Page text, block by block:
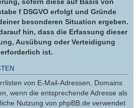
sofern diese auf Basis von
f DSGVO erfolgt und Gründe
besonderen Situation ergeben.
hin, dass die Erfassung dieser
Ausübung oder Verteidigung
ist.
von E-Mail-Adressen, Domains
wenn die entsprechende Adresse als
Nutzung von phpBB.de verwendet